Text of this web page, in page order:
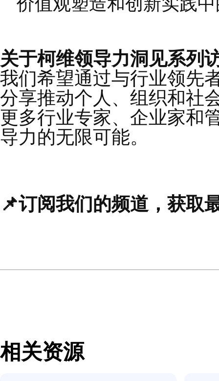
极向上的工作氛围。
在全球市场中保持竞
个人成长与职业发展
及如何通过不断学
价值观塑造和创新
关于柯维领导力洞见
我们希望通过与行业
更多行业专家、企业
📌订阅我们的频道，